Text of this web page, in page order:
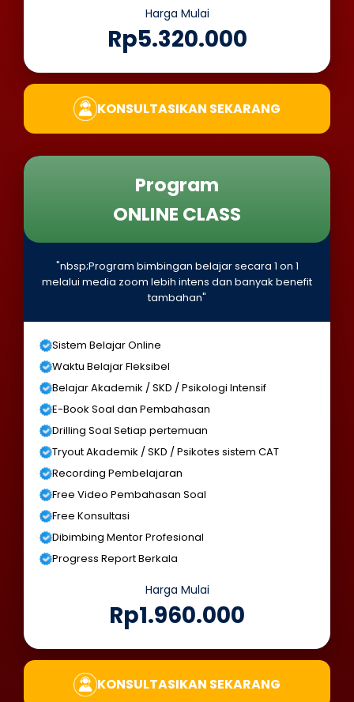
Harga Mulai
Rp5.320.000
KONSULTASIKAN SEKARANG
Program
ONLINE CLASS
"nbsp;Program bimbingan belajar secara 1 on 1
melalui media zoom lebih intens dan banyak benefit
tambahan"
Sistem Belajar Online
Waktu Belajar Fleksibel
Belajar Akademik / SKD / Psikologi Intensif
E-Book Soal dan Pembahasan
Drilling Soal Setiap pertemuan
Tryout Akademik / SKD / Psikotes sistem CAT
Recording Pembelajaran
Free Video Pembahasan Soal
Free Konsultasi
Dibimbing Mentor Profesional
Progress Report Berkala
Harga Mulai
Rp1.960.000
KONSULTASIKAN SEKARANG